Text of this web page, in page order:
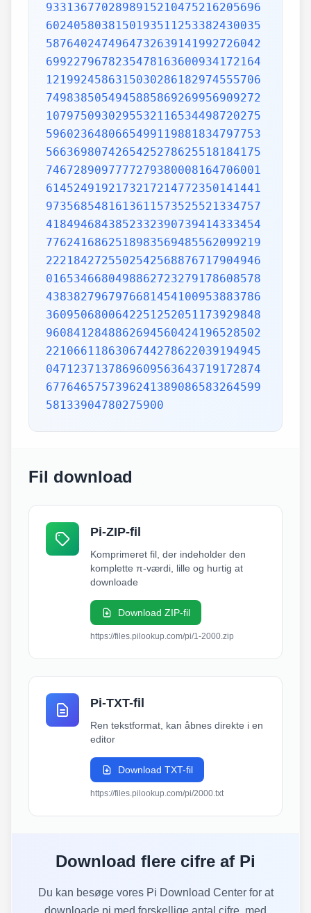
9331367702898915210475216205696
6024058038150193511253382430035
5876402474964732639141992726042
6992279678235478163600934172164
1219924586315030286182974555706
7498385054945885869269956909272
1079750930295532116534498720275
5960236480665499119881834797753
5663698074265425278625518184175
7467289097777279380008164706001
6145249192173217214772350141441
9735685481613611573525521334757
4184946843852332390739414333454
7762416862518983569485562099219
2221842725502542568876717904946
0165346680498862723279178608578
4383827967976681454100953883786
3609506800642251252051173929848
9608412848862694560424196528502
2210661186306744278622039194945
0471237137869609563643719172874
6776465757396241389086583264599
58133904780275900
Fil download
Pi-ZIP-fil
Komprimeret fil, der indeholder den
komplette π-værdi, lille og hurtig at
downloade
Download ZIP-fil
https://files.pilookup.com/pi/1-2000.zip
Pi-TXT-fil
Ren tekstformat, kan åbnes direkte i en
editor
Download TXT-fil
https://files.pilookup.com/pi/2000.txt
Download flere cifre af Pi
Du kan besøge vores Pi Download Center for at
downloade pi med forskellige antal cifre, med